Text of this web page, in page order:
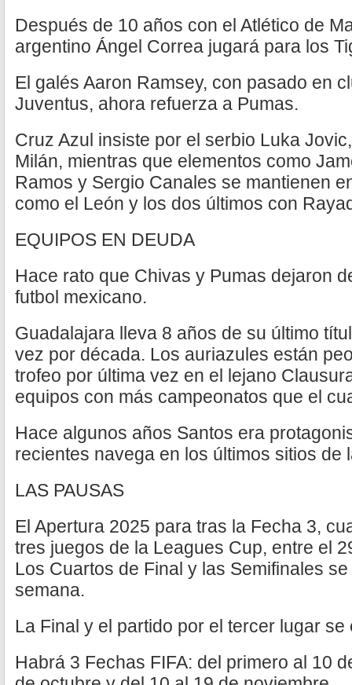
Después de 10 años con el Atlético de
argentino Ángel Correa jugará para los
El galés Aaron Ramsey, con pasado en
Juventus, ahora refuerza a Pumas.
Cruz Azul insiste por el serbio Luka
Milán, mientras que elementos como
Ramos y Sergio Canales se mantienen
como el León y los dos últimos con
EQUIPOS EN DEUDA
Hace rato que Chivas y Pumas dejaron
futbol mexicano.
Guadalajara lleva 8 años de su último
vez por década. Los auriazules están
trofeo por última vez en el lejano
equipos con más campeonatos que el
Hace algunos años Santos era
recientes navega en los últimos sitios de
LAS PAUSAS
El Apertura 2025 para tras la Fecha 3,
tres juegos de la Leagues Cup, entre el
Los Cuartos de Final y las Semifinales
semana.
La Final y el partido por el tercer lugar
Habrá 3 Fechas FIFA: del primero al 10